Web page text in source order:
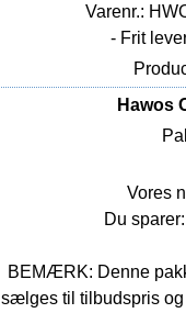
Varenr.:
- Frit
Hawos
Vores
Du
BEMÆRK: Denne
sælges til tilbudspris